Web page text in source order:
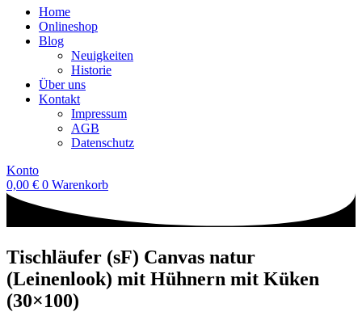
Home
Onlineshop
Blog
Neuigkeiten
Historie
Über uns
Kontakt
Impressum
AGB
Datenschutz
Konto
0,00 € 0 Warenkorb
Tischläufer (sF) Canvas natur
(Leinenlook) mit Hühnern mit Küken
(30×100)